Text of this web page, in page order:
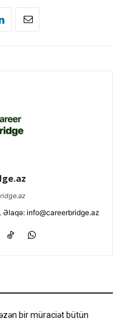
Əlaqə: info@careerbridge.az
bir müraciət bütün